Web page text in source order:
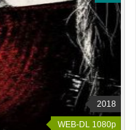
2018
WEB-DL 1080p